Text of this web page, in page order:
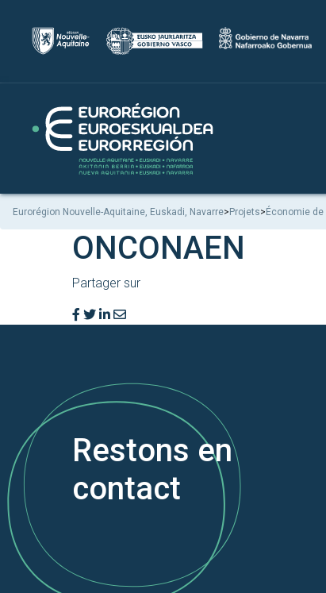
Eurorégion Nouvelle-Aquitaine, Euskadi, Navarre>Projets>Économie
ONCONAEN
Partager sur
Restons en
contact